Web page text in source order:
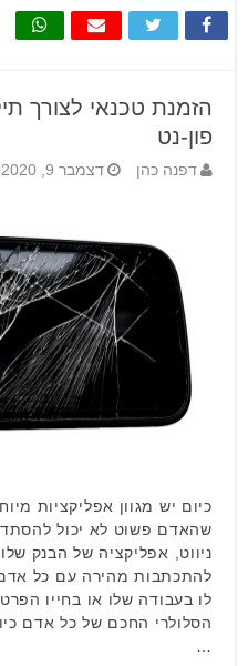
הזמנת טכנאי לצורך
פון-נט
דפנה כהן דצמבר 9, 2020
כיום יש מגוון אפליקציות
שהאדם פשוט לא יכול
ניווט, אפליקציה של הבנק
להתכתבות מהירה עם כל
לו בעבודה שלו או בחייו
הסלולרי החכם של כל אדם
…